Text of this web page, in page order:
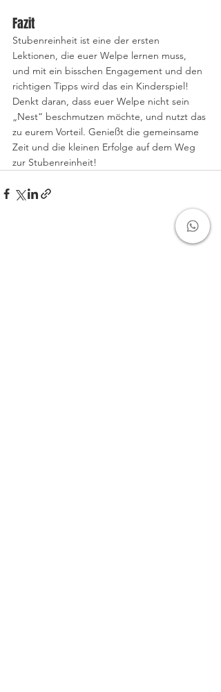
Fazit
Stubenreinheit ist eine der ersten
Lektionen, die euer Welpe lernen muss,
und mit ein bisschen Engagement und den
richtigen Tipps wird das ein Kinderspiel!
Denkt daran, dass euer Welpe nicht sein
„Nest“ beschmutzen möchte, und nutzt das
zu eurem Vorteil. Genießt die gemeinsame
Zeit und die kleinen Erfolge auf dem Weg
zur Stubenreinheit!